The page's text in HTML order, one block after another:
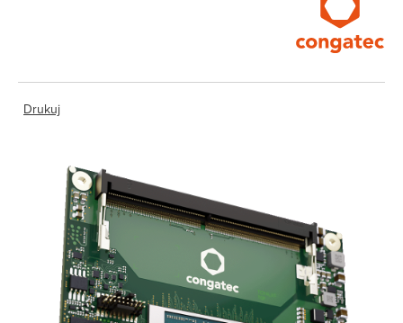
Drukuj